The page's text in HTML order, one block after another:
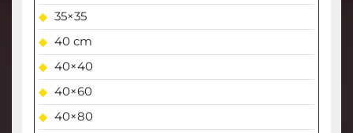
35×35
40 cm
40×40
40×60
40×80